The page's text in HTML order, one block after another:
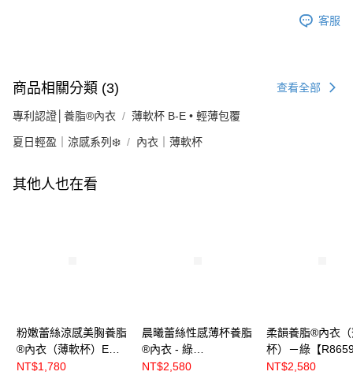
客服
商品相關分類 (3) 查看全部
專利認證│養脂®內衣 薄軟杯 B-E • 輕薄包覆
夏日輕盈｜涼感系列❄️ 內衣｜薄軟杯
其他人也在看
粉嫩蕾絲涼感美胸養脂
®內衣（薄軟杯）E杯 -
黑綠【R8106】
NT$1,780
晨曦蕾絲性感薄杯養脂
®內衣 - 綠
【R86333】
NT$2,580
柔韻養脂®內衣
杯）－綠【
NT$2,580